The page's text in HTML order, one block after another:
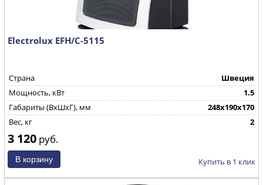
Electrolux EFH/C-5115
Страна
Швеция
Мощность, кВт
1.5
Габариты (ВхШхГ), мм
248x190x170
Вес, кг
2
3 120 руб.
Купить в 1 клик